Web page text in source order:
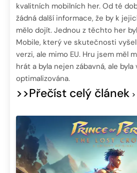
kvalitních mobilních her. Od té
žádná další informace, že by k
mělo dojít. Jednou z těchto her
Mobile, který ve skutečnosti
verzi, ale mimo EU. Hru jsem měl
hrát a byla nejen zábavná, ale byla
optimalizována.
>>Přečíst celý článek